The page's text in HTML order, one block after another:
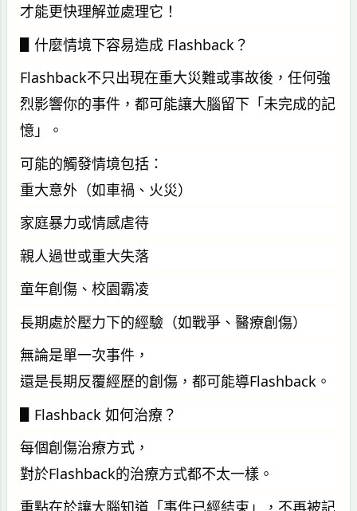
才能更快理解並處理它！
▋什麼情境下容易造成 Flashback？
Flashback不只出現在重大災難或事故後，任何強
烈影響你的事件，都可能讓大腦留下「未完成的記
憶」。
可能的觸發情境包括：
重大意外（如車禍、火災）
家庭暴力或情感虐待
親人過世或重大失落
童年創傷、校園霸凌
長期處於壓力下的經驗（如戰爭、醫療創傷）
無論是單一次事件，
還是長期反覆經歷的創傷，都可能導Flashback。
▋Flashback 如何治療？
每個創傷治療方式，
對於Flashback的治療方式都不太一樣。
重點在於讓大腦知道「事件已經結束」，不再被記